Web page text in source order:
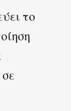
το